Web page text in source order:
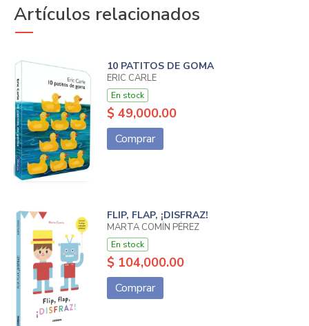
Artículos relacionados
10 PATITOS DE GOMA
ERIC CARLE
En stock
$ 49,000.00
Comprar
FLIP, FLAP, ¡DISFRAZ!
MARTA COMÍN PÉREZ
En stock
$ 104,000.00
Comprar